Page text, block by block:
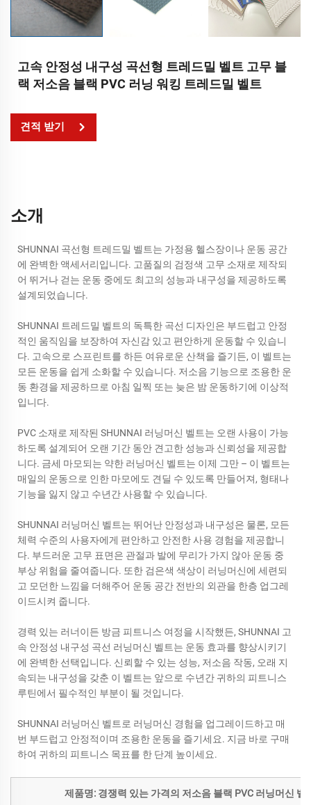
고속 안정성 내구성 곡선형 트레드밀 벨트 고무 블
랙 저소음 블랙 PVC 러닝 워킹 트레드밀 벨트
견적 받기
소개
SHUNNAI 곡선형 트레드밀 벨트는 가정용 헬스장이나 운동 공간
에 완벽한 액세서리입니다. 고품질의 검정색 고무 소재로 제작되
어 뛰거나 걷는 운동 중에도 최고의 성능과 내구성을 제공하도록
설계되었습니다.
SHUNNAI 트레드밀 벨트의 독특한 곡선 디자인은 부드럽고 안정
적인 움직임을 보장하여 자신감 있고 편안하게 운동할 수 있습니
다. 고속으로 스프린트를 하든 여유로운 산책을 즐기든, 이 벨트는
모든 운동을 쉽게 소화할 수 있습니다. 저소음 기능으로 조용한 운
동 환경을 제공하므로 아침 일찍 또는 늦은 밤 운동하기에 이상적
입니다.
PVC 소재로 제작된 SHUNNAI 러닝머신 벨트는 오랜 사용이 가능
하도록 설계되어 오랜 기간 동안 견고한 성능과 신뢰성을 제공합
니다. 금세 마모되는 약한 러닝머신 벨트는 이제 그만 – 이 벨트는
매일의 운동으로 인한 마모에도 견딜 수 있도록 만들어져, 형태나
기능을 잃지 않고 수년간 사용할 수 있습니다.
SHUNNAI 러닝머신 벨트는 뛰어난 안정성과 내구성은 물론, 모든
체력 수준의 사용자에게 편안하고 안전한 사용 경험을 제공합니
다. 부드러운 고무 표면은 관절과 발에 무리가 가지 않아 운동 중
부상 위험을 줄여줍니다. 또한 검은색 색상이 러닝머신에 세련되
고 모던한 느낌을 더해주어 운동 공간 전반의 외관을 한층 업그레
이드시켜 줍니다.
경력 있는 러너이든 방금 피트니스 여정을 시작했든, SHUNNAI 고
속 안정성 내구성 곡선 러닝머신 벨트는 운동 효과를 향상시키기
에 완벽한 선택입니다. 신뢰할 수 있는 성능, 저소음 작동, 오래 지
속되는 내구성을 갖춘 이 벨트는 앞으로 수년간 귀하의 피트니스
루틴에서 필수적인 부분이 될 것입니다.
SHUNNAI 러닝머신 벨트로 러닝머신 경험을 업그레이드하고 매
번 부드럽고 안정적이며 조용한 운동을 즐기세요. 지금 바로 구매
하여 귀하의 피트니스 목표를 한 단계 높이세요.
제품명: 경쟁력 있는 가격의 저소음 블랙 PVC 러닝머신 벨